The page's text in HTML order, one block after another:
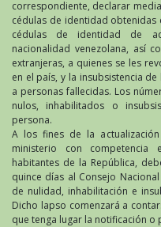
correspondiente, declarar
cédulas de identidad obtenidas
cédulas de identidad de
nacionalidad venezolana, así
extranjeras, a quienes se les
en el país, y la insubsistencia
a personas fallecidas. Los
nulos, inhabilitados o
persona.
A los fines de la
ministerio con
habitantes de la República,
quince días al Consejo
de nulidad, inhabilitación e
Dicho lapso comenzará a
que tenga lugar la notificación o